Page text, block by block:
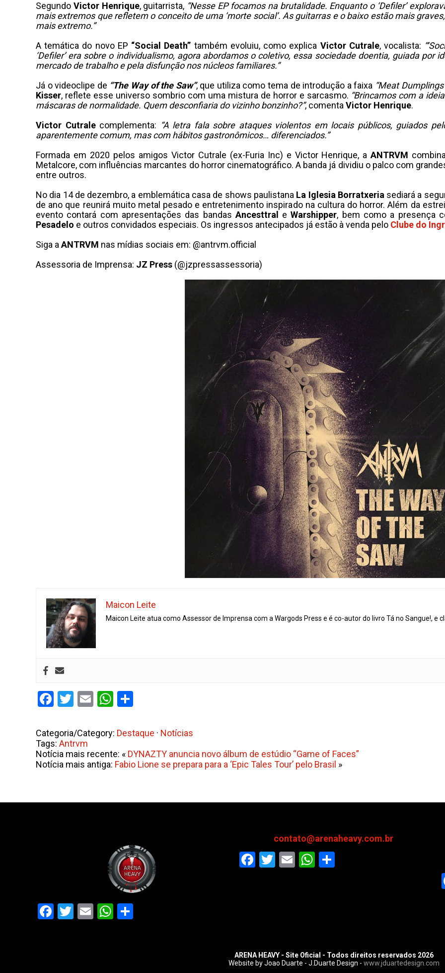
Segundo Victor Henrique, guitarrista, “Nesse EP focamos na brutalidade. Enquanto o ‘Defiler’
mais extremos que refletem o conceito de uma ‘morte social’. As guitarras e o baixo estão mais
mais extremo.”
A temática do novo EP “Social Death” também evoluiu, como explica Victor Cutrale, vocalista:
‘Defiler’ era sobre o individualismo, agora abordamos o coletivo, essa sociedade doentia, guiada por
mercado de trabalho e pela disfunção nos núcleos familiares.”
Já o videoclipe de “The Way of the Saw”, que utiliza como tema de introdução a faixa “Meat
Kisser, reflete esse universo sombrio com uma mistura de horror e sarcasmo. “Brincamos com a
máscaras de normalidade. Quem desconfiaria do vizinho bonzinho?”, comenta Victor Henrique.
Victor Cutralecomplementa: “A letra fala sobre ataques violentos em locais públicos, guiados
aparentemente comum, mas com hábitos gastronômicos… diferenciados.”
Formada em 2020 pelos amigos Victor Cutrale (ex-Furia Inc) e Victor Henrique, aANTRVM
Metalcore, com influências marcantes do horror cinematográfico. A banda já dividiu o palco com
entre outros.
No dia 14 de dezembro, a emblemática casa de shows paulistana La Iglesia Borratxeria sediará a
de ano que reunirá muito metal pesado e entretenimento inspirado na cultura do horror. Além da
evento contará com apresentações das bandas Ancesttral eWarshipper, bem como a presença
Pesadelo e outros convidados especiais. Os ingressos antecipados já estão à venda pelo Clube do
Siga a ANTRVM nas mídias sociais em: @antrvm.official
Assessoria de Imprensa: JZ Press (@jzpressassessoria)
Maicon Leite
Maicon Leite atua como Assessor de Imprensa com a Wargods Press e é co-autor do livro Tá no Sangue!, e
Facebook
Twitter
EmailWhatsApp
Categoria/Category: Destaque · Notícias
Tags: Antrvm
Notícia mais recente: « DYNAZTY anuncia novo álbum de estúdio “Game of Faces”
Notícia mais antiga: Fabio Lione se prepara para a ‘Epic Tales Tour’ pelo Brasil »
Facebook
Twitter
EmailWhatsApp
contato@arenaheavy.com.br
Facebook
Twitter
EmailWhatsApp
ARENA HEAVY - Site Oficial - Todos direitos reservados 2026
Website by Joao Duarte - J.Duarte Design - www.jduartedesign.com